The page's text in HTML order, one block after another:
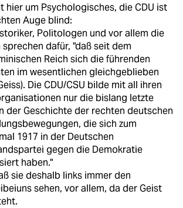
hier um Psychologisches, die CDU ist
Auge blind:
Politologen und vor allem die
sprechen dafür, "daß seit dem
Reich sich die führenden
im wesentlichen gleichgeblieben
Die CDU/CSU bilde mit all ihren
nur die bislang letzte
der Geschichte der rechten deutschen
die sich zum
1917 in der Deutschen
gegen die Demokratie
haben."
sie deshalb links immer den
sehen, vor allem, da der Geist